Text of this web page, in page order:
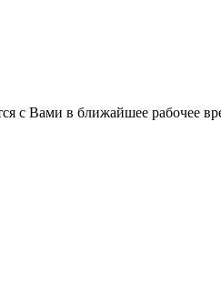
с Вами в ближайшее рабочее